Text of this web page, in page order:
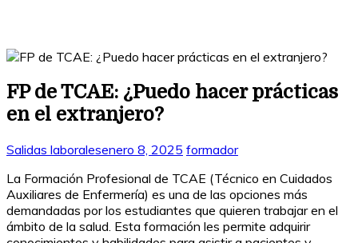
FP de TCAE: ¿Puedo hacer prácticas
en el extranjero?
Salidas laboralesenero 8, 2025 formador
La Formación Profesional de TCAE (Técnico en Cuidados
Auxiliares de Enfermería) es una de las opciones más
demandadas por los estudiantes que quieren trabajar en el
ámbito de la salud. Esta formación les permite adquirir